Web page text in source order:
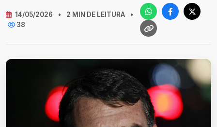
14/05/2026 • 2 MIN DE LEITURA
•
38